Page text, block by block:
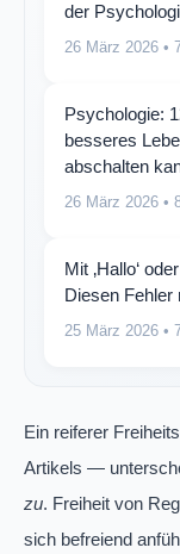
der
26 März 2026 •
Psychologie:
besseres
abschalten
26 März 2026 •
Mit ‚Hallo‘
Diesen Fehler
25 März 2026 •
Ein reiferer
Artikels —
zu. Freiheit von
sich befreiend